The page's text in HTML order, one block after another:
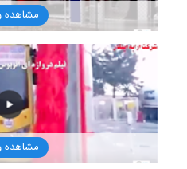
مشاهده
8/16
مشاهده